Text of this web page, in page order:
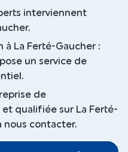
interviennent
à La Ferté-Gaucher :
un service de
de
qualifiée sur La Ferté-
nous contacter.